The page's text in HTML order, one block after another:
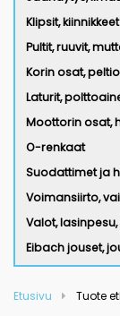
Klipsit, kiinnikkeet
Pultit, ruuvit,
Korin osat,
Laturit,
Moottorin osat,
O-renkaat
Suodattimet ja
Voimansiirto,
Valot,
Eibach jouset,
Etusivu Tuote